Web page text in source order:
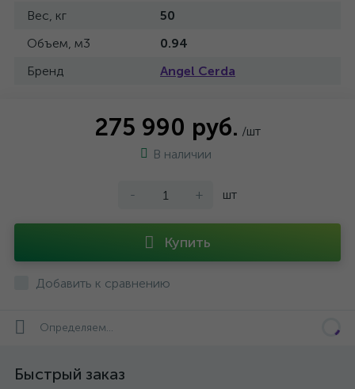
Вес, кг
50
Объем, м3
0.94
Бренд
Angel Cerda
275 990 руб. /шт
В наличии
- + шт
Купить
Добавить к сравнению
Определяем...
Быстрый заказ